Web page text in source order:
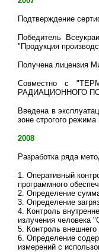
Подтверждение
Победитель
"Продукция
Получена лицензия
Совместно с
РАДИАЦИОННОГО
Введена в
зоне строгого
2008
Разработка ряда
1. Оперативный
программного
2. Определение
3. Определение
4. Контроль
излучения человека
5. Контроль
6. Определение
измерений с